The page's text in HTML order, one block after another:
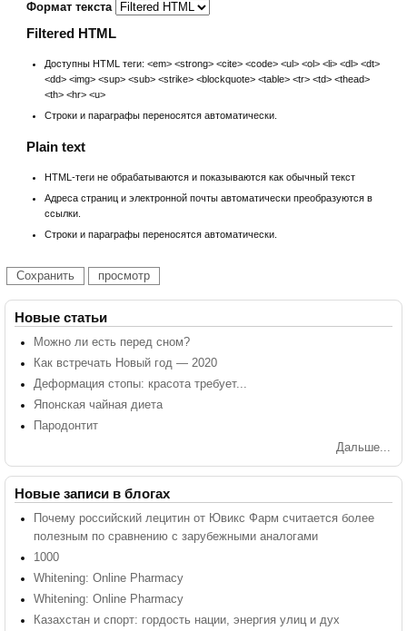
Формат текста
Filtered HTML
Доступны HTML теги: <em> <strong> <cite> <code> <ul> <ol> <li> <dl> <dt>
<dd> <img> <sup> <sub> <strike> <blockquote> <table> <tr> <td> <thead>
<th> <hr> <u>
Строки и параграфы переносятся автоматически.
Plain text
HTML-теги не обрабатываются и показываются как обычный текст
Адреса страниц и электронной почты автоматически преобразуются в
ссылки.
Строки и параграфы переносятся автоматически.
Новые статьи
Можно ли есть перед сном?
Как встречать Новый год — 2020
Деформация стопы: красота требует...
Японская чайная диета
Пародонтит
Дальше...
Новые записи в блогах
Почему российский лецитин от Ювикс Фарм считается более
полезным по сравнению с зарубежными аналогами
1000
Whitening: Online Pharmacy
Whitening: Online Pharmacy
Казахстан и спорт: гордость нации, энергия улиц и дух